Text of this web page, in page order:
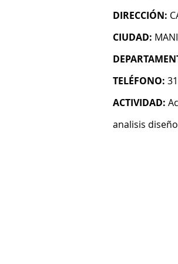
DIRECCIÓN:
CIUDAD:
TELÉFONO:
ACTIVIDAD:
analisis